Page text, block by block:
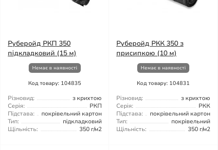
Руберойд РКП 350
підкладковий (15 м)
Немає в наявності
Код товару: 104835
Різновид:
з крихтою
Серія:
РКП
Підстава:
покрівельний картон
Тип:
підкладковий
Щільність:
350 г/м2
Руберойд РКК 350 з
присипкою (10 м)
Немає в наявності
Код товару: 104831
Різновид:
з крихтою
Серія:
РКК
Підстава:
покрівельний картон
Тип:
покрівельний
Щільність:
350 г/м2